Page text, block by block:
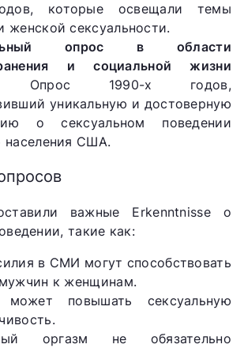
которые освещали темы
женской сексуальности.
опрос в области
и социальной жизни
Опрос 1990-х годов,
уникальную и достоверную
о сексуальном поведении
населения США.
важные Erkenntnisse о
такие как:
в СМИ могут способствовать
к женщинам.
может повышать сексуальную
оргазм не обязательно